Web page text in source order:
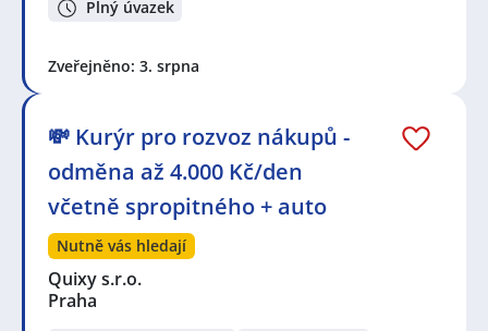
Plný úvazek
Zveřejněno: 3. srpna
💸 Kurýr pro rozvoz nákupů -
odměna až 4.000 Kč/den
včetně spropitného + auto
Nutně vás hledají
Quixy s.r.o.
Praha